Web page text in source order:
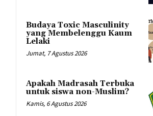
Budaya Toxic Masculinity
yang Membelenggu Kaum
Lelaki
Jumat, 7 Agustus 2026
Apakah Madrasah Terbuka
untuk siswa non-Muslim?
Kamis, 6 Agustus 2026